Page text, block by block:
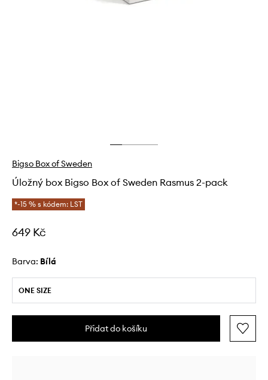
Bigso Box of Sweden
Úložný box Bigso Box of Sweden Rasmus 2-pack
*-15 % s kódem: LST
649 Kč
Barva: bílá
ONE SIZE
Přidat do košíku